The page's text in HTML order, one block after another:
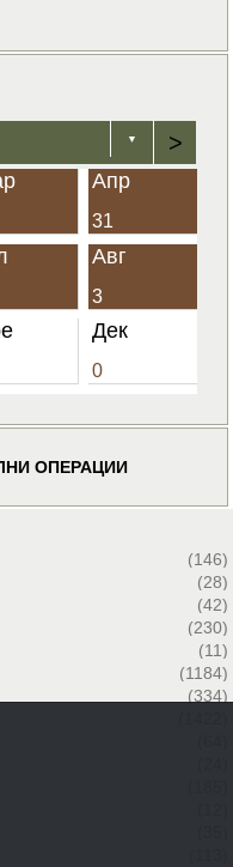
▼ >
Апр
31
Авг
3
Дек
0
ОПЕРАЦИИ
(146)
(28)
(42)
(230)
(11)
(1184)
(334)